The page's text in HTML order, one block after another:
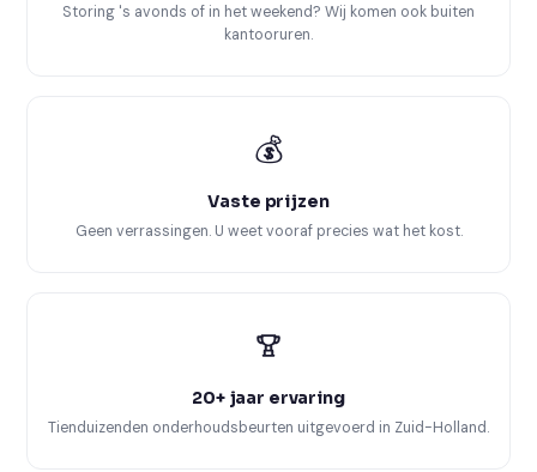
Storing 's avonds of in het weekend? Wij komen ook buiten
kantooruren.
💰
Vaste prijzen
Geen verrassingen. U weet vooraf precies wat het kost.
20+ jaar ervaring
Tienduizenden onderhoudsbeurten uitgevoerd in Zuid-Holland.